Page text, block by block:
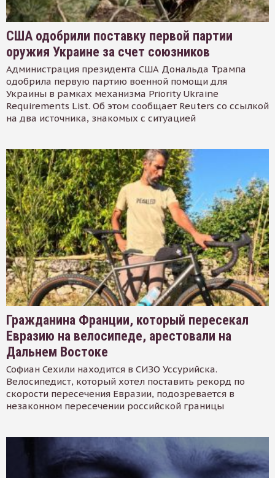
США одобрили поставку первой партии
оружия Украине за счет союзников
Администрация президента США Дональда Трампа
одобрила первую партию военной помощи для
Украины в рамках механизма Priority Ukraine
Requirements List. Об этом сообщает Reuters со ссылкой
на два источника, знакомых с ситуацией
Гражданина Франции, который пересекал
Евразию на велосипеде, арестовали на
Дальнем Востоке
Софиан Сехили находится в СИЗО Уссурийска.
Велосипедист, который хотел поставить рекорд по
скорости пересечения Евразии, подозревается в
незаконном пересечении российской границы